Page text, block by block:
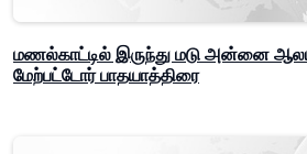
மணல்காட்டில் இருந்து மடு அன்னை
மேற்பட்டோர் பாதயாத்திரை